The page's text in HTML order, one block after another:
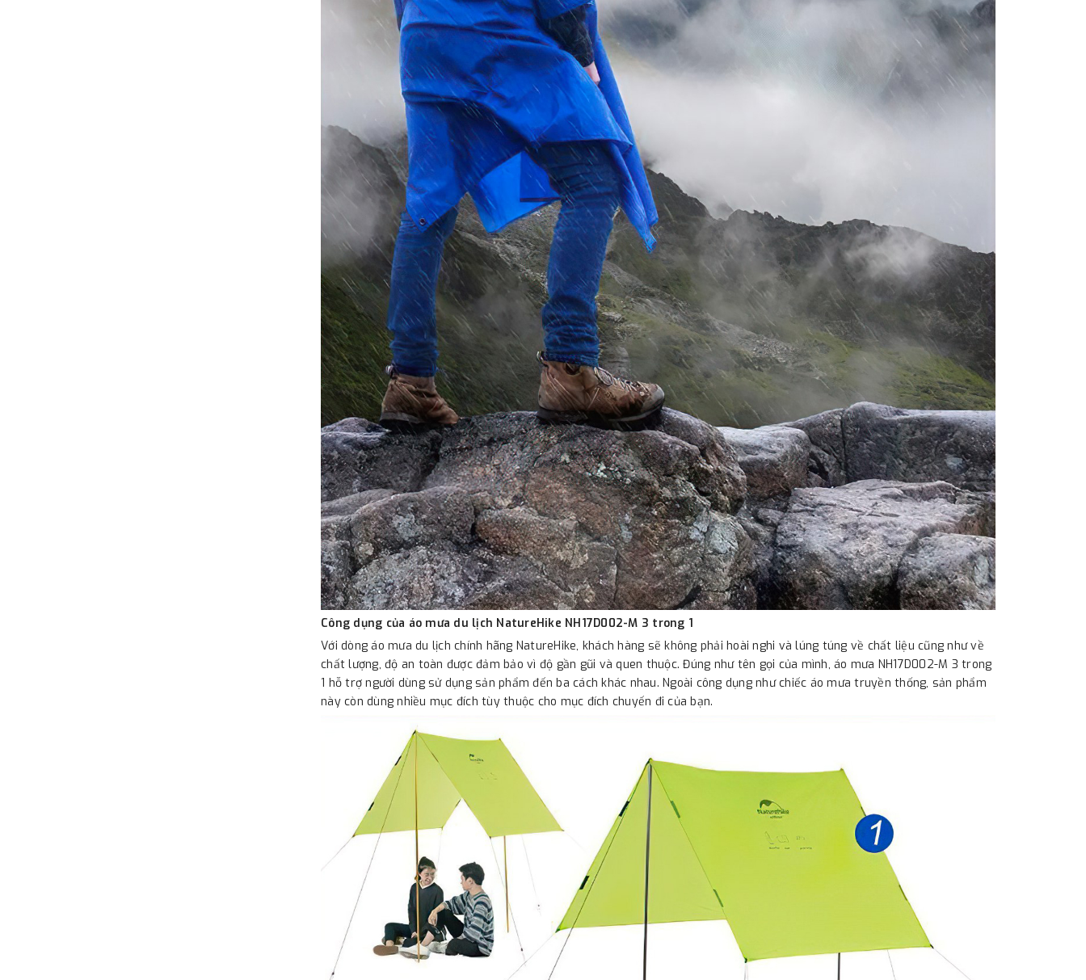
Công dụng của áo mưa du lịch NatureHike NH17D002-M 3 trong 1
Với dòng áo mưa du lịch chính hãng NatureHike, khách hàng sẽ không phải hoài nghi và lúng túng về chất liệu cũng như về
chất lượng, độ an toàn được đảm bảo vì độ gần gũi và quen thuộc. Đúng như tên gọi của mình, áo mưa NH17D002-M 3 trong
1 hỗ trợ người dùng sử dụng sản phẩm đến ba cách khác nhau. Ngoài công dụng như chiếc áo mưa truyền thống, sản phẩm
này còn dùng nhiều mục đích tùy thuộc cho mục đích chuyến đi của bạn.